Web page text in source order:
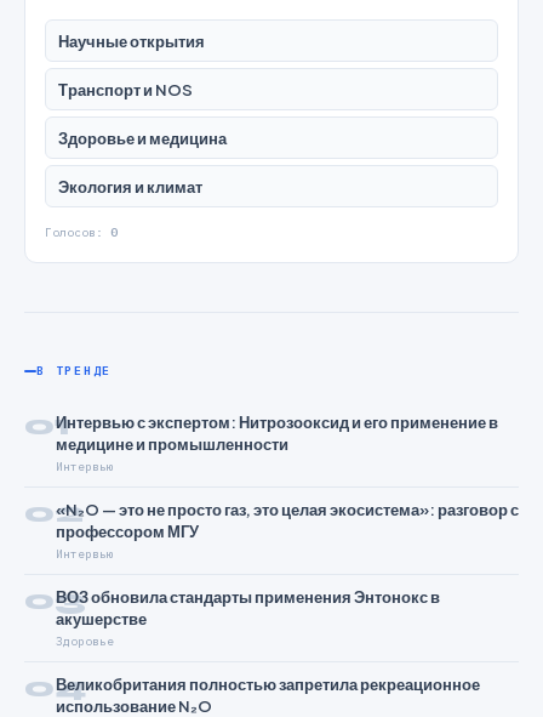
Научные открытия
Транспорт и NOS
Здоровье и медицина
Экология и климат
Голосов: 0
В ТРЕНДЕ
01Интервью с экспертом: Нитрозооксид и его применение в
медицине и промышленности
Интервью
02«N₂O — это не просто газ, это целая экосистема»: разговор с
профессором МГУ
Интервью
03ВОЗ обновила стандарты применения Энтонокс в
акушерстве
Здоровье
04Великобритания полностью запретила рекреационное
использование N₂O